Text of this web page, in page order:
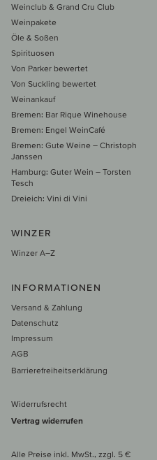
Weinclub & Grand Cru Club
Weinpakete
Öle & Soßen
Spirituosen
Von Parker bewertet
Von Suckling bewertet
Weinankauf
Bremen: Bar Rique Winehouse
Bremen: Engel WeinCafé
Bremen: Gute Weine – Christoph
Janssen
Hamburg: Guter Wein – Torsten
Tesch
Dreieich: Vini di Vini
WINZER
Winzer A–Z
INFORMATIONEN
Versand & Zahlung
Datenschutz
Impressum
AGB
Barrierefreiheitserklärung
Widerrufsrecht
Vertrag widerrufen
Alle Preise inkl. MwSt., zzgl. 5 €